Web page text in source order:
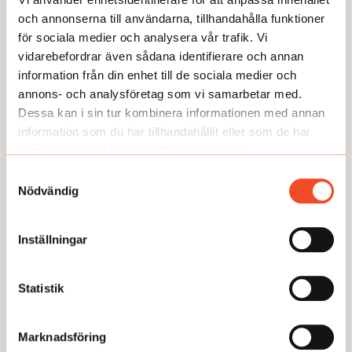
och annonserna till användarna, tillhandahålla funktioner
för sociala medier och analysera vår trafik. Vi
vidarebefordrar även sådana identifierare och annan
information från din enhet till de sociala medier och
annons- och analysföretag som vi samarbetar med.
Dessa kan i sin tur kombinera informationen med annan
information som du har tillhandahållit eller som de har
Nödvändig
Inställningar
Statistik
Marknadsföring
Så här jobbar vi på Allt om arbetsmiljö med journalistik. Redaktionen är
oberoende från vår ägare och vi arbetar opartiskt. Vi stödjer inte något
politiskt parti eller organisation och vi tar inte ställning. Det vi publicerar ska
vara sant och ha hög kvalitet.